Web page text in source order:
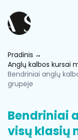
Pradinis
Anglų kalbos kursai
Bendriniai anglų
grupėje
Bendriniai
visų klasių